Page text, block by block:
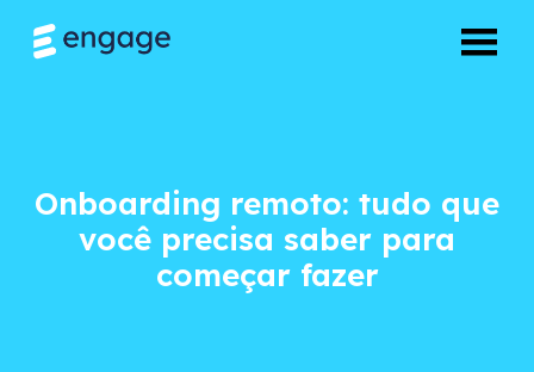
Onboarding remoto: tudo que
você precisa saber para
começar fazer